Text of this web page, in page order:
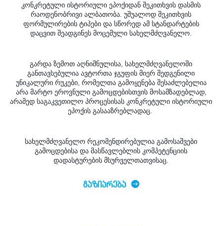
კონკრეტული ისტორიული ეპოქიდან შეკითხვის დასმის
რაოდენობრივი ალბათობა. უშუალოდ შეკითხვის
ფორმულირების ტიპები და სწორედ ამ სტანდარტების
დაცვით შეადგინეს მოცემული სახელმძღვანელო.
გარდა ზემოთ აღნიშნულისა, სახელმძღვანელოში
განთავსებულია ავტორთა ჯგუფის მიერ შედგენილი
უნიკალური რუკები, რომელთა გამოყენება შესაძლებელია
არა მარტო ეროვნული გამოცდებისთვის მოსამზადებლად,
არამედ საგაკვეთილო პროცესისას კონკრეტული ისტორიული
ეპოქის გასააზრებლადაც.
სახელმძღვანელო რეკომენდირებულია გამოსაშვები
გამოცდებისა და მასწავლებლის კომპეტენციის
დადასტურების მსურველთათვისაც.
ᲒᲐᲖᲘᲐᲠᲔᲑᲐ